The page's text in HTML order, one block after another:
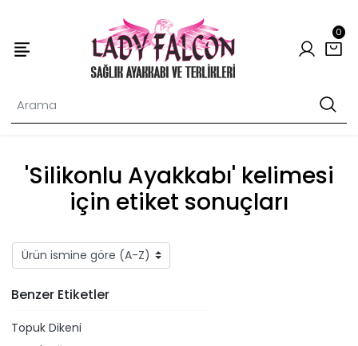
0
'Silikonlu Ayakkabı' kelimesi
için etiket sonuçları
Benzer Etiketler
Topuk Dikeni